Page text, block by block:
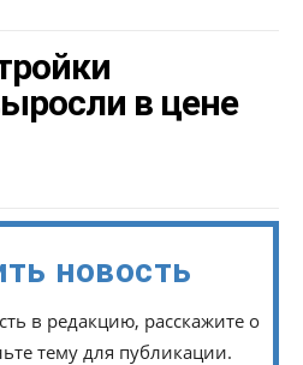
в цене
новость
в редакцию, расскажите о
тему для публикации.